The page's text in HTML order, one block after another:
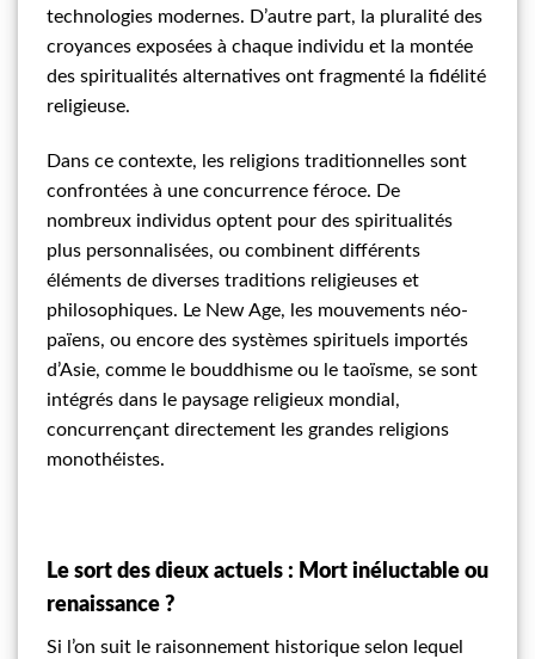
technologies modernes. D’autre part, la pluralité des
croyances exposées à chaque individu et la montée
des spiritualités alternatives ont fragmenté la fidélité
religieuse.
Dans ce contexte, les religions traditionnelles sont
confrontées à une concurrence féroce. De
nombreux individus optent pour des spiritualités
plus personnalisées, ou combinent différents
éléments de diverses traditions religieuses et
philosophiques. Le New Age, les mouvements néo-
païens, ou encore des systèmes spirituels importés
d’Asie, comme le bouddhisme ou le taoïsme, se sont
intégrés dans le paysage religieux mondial,
concurrençant directement les grandes religions
monothéistes.
Le sort des dieux actuels : Mort inéluctable ou
renaissance ?
Si l’on suit le raisonnement historique selon lequel